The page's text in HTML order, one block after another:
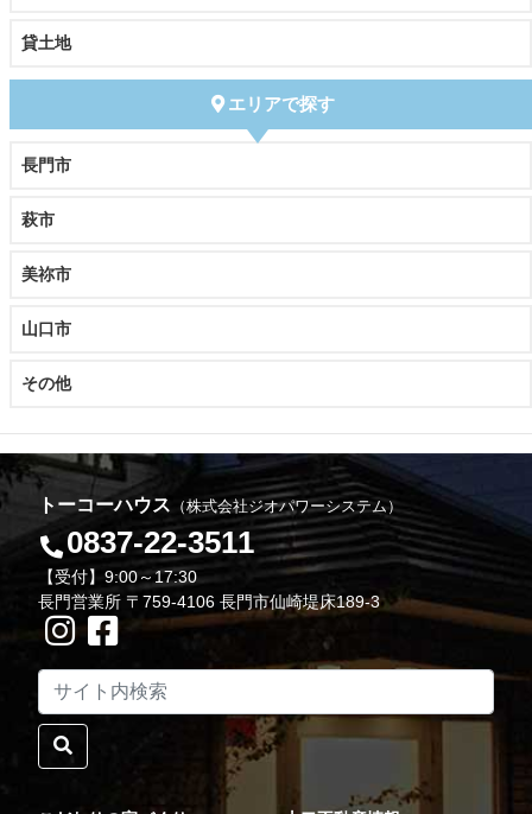
貸土地
エリアで探す
長門市
萩市
美祢市
山口市
その他
トーコーハウス （株式会社ジオパワーシステム）
0837-22-3511
【受付】9:00～17:30
長門営業所 〒759-4106 長門市仙崎堤床189-3